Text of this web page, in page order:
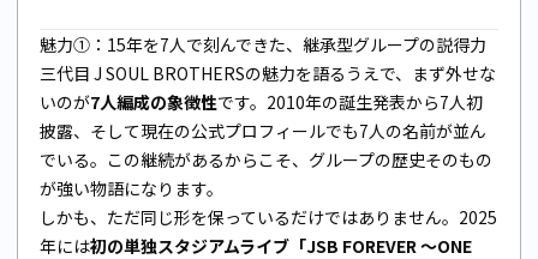
魅力①：15年を7人で刻んできた、継承型グループの説得力
三代目 J SOUL BROTHERSの魅力を語るうえで、まず外せな
いのが7人編成の象徴性です。2010年の誕生発表から7人初
披露、そして現在の公式プロフィールでも7人の名前が並ん
でいる。この継続があるからこそ、グループの歴史そのもの
が強い物語になります。
しかも、ただ同じ形を保っているだけではありません。2025
年には初の単独スタジアムライブ「JSB FOREVER ～ONE